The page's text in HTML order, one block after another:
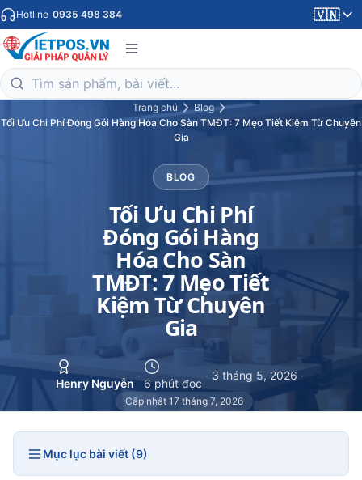
Hotline 0935 498 384 🇻🇳
Trang chủ
Blog
Tối Ưu Chi Phí Đóng Gói Hàng Hóa Cho Sàn TMĐT: 7 Mẹo Tiết Kiệm Từ Chuyên
Gia
BLOG
Tối Ưu Chi Phí
Đóng Gói Hàng
Hóa Cho Sàn
TMĐT: 7 Mẹo Tiết
Kiệm Từ Chuyên
Gia
Henry Nguyễn
·
6 phút đọc
· 3 tháng 5, 2026 ·
Cập nhật 17 tháng 7, 2026
Mục lục bài viết (9)